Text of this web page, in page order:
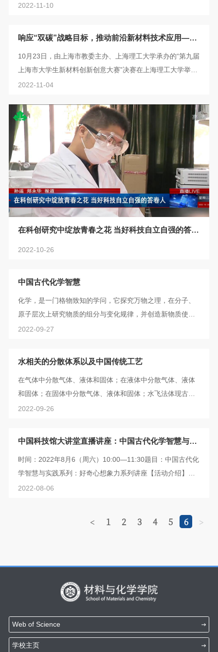
特别是，它们的分级孔隙结构，可变的形貌和可调的生物特
POPs 的形貌，多层级孔隙结构以及在药物传输系统中的应
用，以“Porous organic polymers fo...
2022-11-10
响应“双碳”战略目标，推动前沿新材料技术应用——
这个全市大学生创新创意大赛决赛在上理举行
10月23日，由上海市教委主办、上海理工大学承办的“第九届
上海市大学生新材料创新创意大赛”决赛在上海理工大学举
行。据悉，本次决赛共有200个项目展开角逐，决赛评审采
式，最终评选出一等奖21项、二等奖38项、三等奖59项。上
海理工大学副校长张华教授莅临大赛进行指导，向疫情期间
来自行业、企业、高校等领域的评审专家及长三角高校参赛
选手表示感谢，预祝大赛举办成功，并...
2022-11-04
在科创研究中绽放青春之花 当好科技自立自强的答卷
2022-10-26
中国古代化学智慧
化学，是一门格物致知的学问，它探究万物之理，在分子、
原子层次上研究物质的组分与变化规律，并创造新物质使之
为人类服务。它和中国传统文化与思想会有何联系呢？让我
2022-09-27
水相关的分散体系以及中国传统工艺
在气体中分散气体、液体和固体；在液体中分散气体、液体
和固体；在固体中分散气体、液体和固体；水飞法体现古人
对微小颗粒的掌控；古人制器承载思想、文化以及对美好生
2022-09-26
中国科技馆大讲堂直播讲座：中国古代化学智慧与实
践
时间：2022年8月6（周六）10:00—11:30题目：中国古代化
学智慧与实践系列：好奇心想象力系列讲座【活动介绍】化
学，是一门格物致知的学问，它探究万物之理，在分子、原
人类服务。通过介绍中国古代对物质世界及其变化的认知，
器物制造及工艺探究，来了解中国古代的化学智慧与实践，
2022-08-06
< 1 2 3 4 5 6 >
Web of Science
学校主页